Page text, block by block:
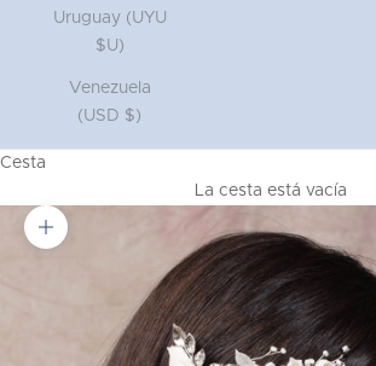
Uruguay (UYU
$U)
Venezuela
(USD $)
Cesta
La cesta está vacía
Zoom